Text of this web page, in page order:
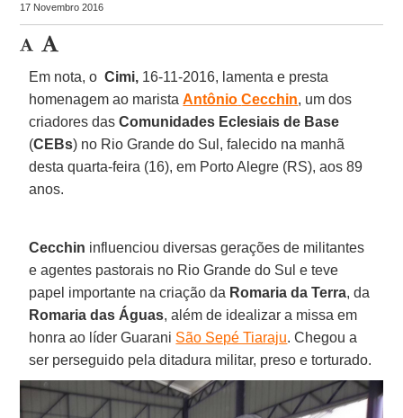
17 Novembro 2016
Em nota, o Cimi, 16-11-2016, lamenta e presta
homenagem ao maristaAntônio Cecchin, um dos
criadores dasComunidades Eclesiais de Base
(CEBs) no Rio Grande do Sul, falecido na manhã
desta quarta-feira (16), em Porto Alegre (RS), aos 89
anos.
Cecchin influenciou diversas gerações de militantes
e agentes pastorais no Rio Grande do Sul e teve
papel importante na criação da Romaria da Terra, da
Romaria das Águas, além de idealizar a missa em
honra ao líder Guarani São Sepé Tiaraju. Chegou a
ser perseguido pela ditadura militar, preso e torturado.